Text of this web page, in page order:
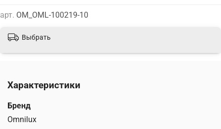
арт. OM_OML-100219-10
Выбрать
Характеристики
Бренд
Omnilux